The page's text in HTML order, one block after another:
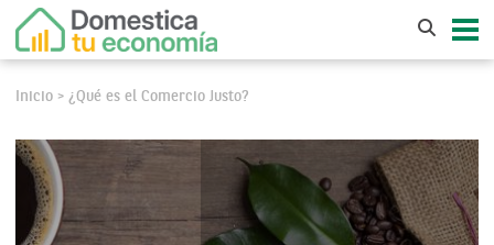
Inicio > ¿Qué es el Comercio Justo?